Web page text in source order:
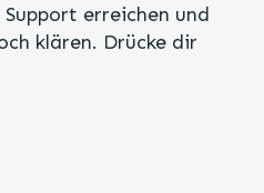
erreichen und
klären. Drücke dir